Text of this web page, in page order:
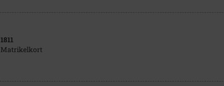
1811
Matrikelkort